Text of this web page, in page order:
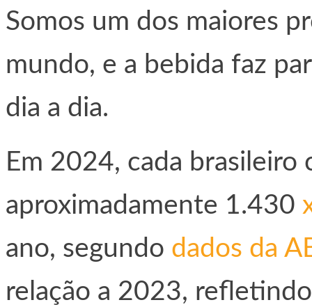
Somos um dos maiores
mundo, e a bebida faz
dia a dia.
Em 2024, cada brasileiro
aproximadamente 1.430
ano, segundo dados da
relação a 2023,